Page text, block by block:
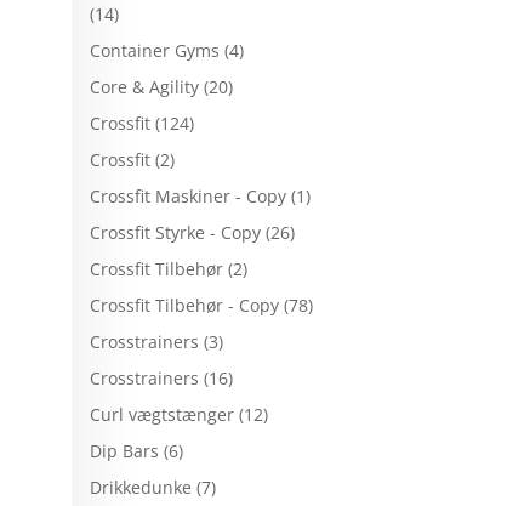
(14)
Container Gyms (4)
Core & Agility (20)
Crossfit (124)
Crossfit (2)
Crossfit Maskiner - Copy (1)
Crossfit Styrke - Copy (26)
Crossfit Tilbehør (2)
Crossfit Tilbehør - Copy (78)
Crosstrainers (3)
Crosstrainers (16)
Curl vægtstænger (12)
Dip Bars (6)
Drikkedunke (7)